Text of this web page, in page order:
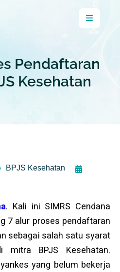
Pendaftaran
Kesehatan
BPJS Kesehatan
. Kali ini SIMRS Cendana
7 alur proses pendaftaran
sebagai salah satu syarat
mitra BPJS Kesehatan.
yang belum bekerja